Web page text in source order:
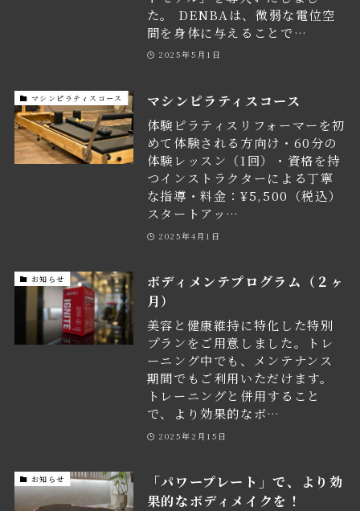
た。 DENBAは、微弱な電位空
間を身体に与えることで…
2025年5月1日
マシンピラティスコース マシンピラティスコース
体験ピラティスリフォーマーを初
めて体験される方向け・60分の
体験レッスン（1回）・資格を持
つインストラクターによる丁寧
な指導・料金：¥5,500（税込）
スタートアッ…
2025年4月1日
お知らせ
ボディメンテプログラム（２ヶ
月）
美容と健康維持に特化した特別
プランをご用意しました。トレ
ーニング中でも、メンテナンス
期間でもご利用いただけます。
トレーニングと併用すること
で、より効果的なボ…
2025年2月15日
お知らせ
「パワープレート」で、より効
果的なボディメイクを！